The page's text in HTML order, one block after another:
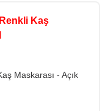
Kaş
Maskarası - Açık